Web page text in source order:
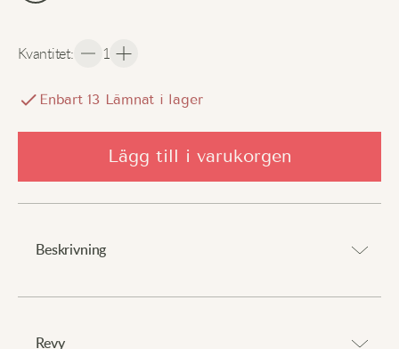
Kvantitet: 1
Enbart 13 Lämnat i lager
Lägg till i varukorgen
Beskrivning
Revy